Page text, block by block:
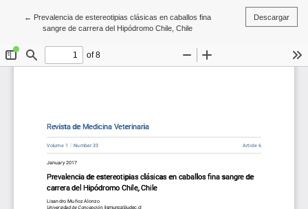
← Volver a los detalles del artículo
Prevalencia de estereotipias clásicas en caballos fina
sangre de carrera del Hipódromo Chile, Chile
Descargar